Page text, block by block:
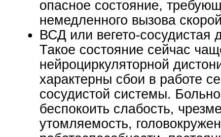
опасное состояние,
немедленного вызова
ВСД или вегето-сосудистая
Такое состояние сейчас
нейроциркуляторной
характерны сбои в работе
сосудистой системы.
беспокоить слабость,
утомляемость,